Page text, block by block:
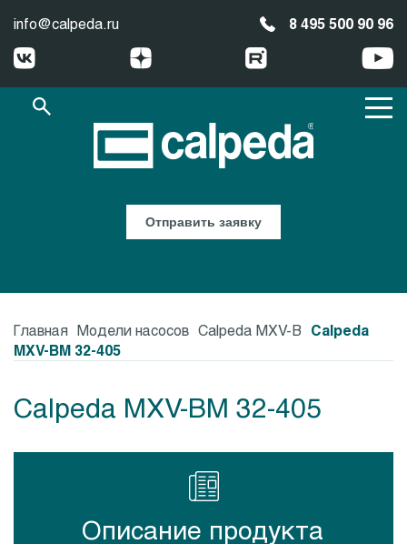
info@calpeda.ru 8 495 500 90 96
Отправить заявку
Главная Модели насосов Calpeda MXV-B
Calpeda
MXV-BM 32-405
Calpeda MXV-BM 32-405
Описание продукта